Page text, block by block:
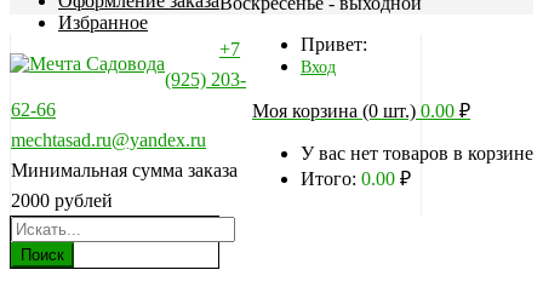
Избранное
Привет:
Вход
Моя корзина (0 шт.) 0.00 ₽
У вас нет товаров в корзине
Итого: 0.00 ₽
+7
(925) 203-
62-66
mechtasad.ru@yandex.ru
Минимальная сумма заказа
2000 рублей
Поиск